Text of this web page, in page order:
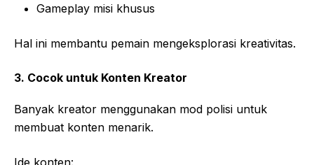
Gameplay misi khusus
Hal ini membantu pemain mengeksplorasi kreativitas.
3. Cocok untuk Konten Kreator
Banyak kreator menggunakan mod polisi untuk
membuat konten menarik.